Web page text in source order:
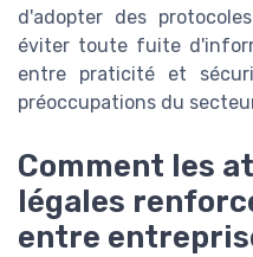
d'adopter des
éviter toute fuite
entre praticité et
préoccupations du
Comment les
légales
entre